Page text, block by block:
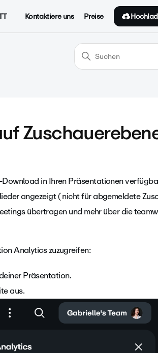
Kontaktiere uns Preise
in Ihren Präsentationen
angezeigt ( nicht für abgemeldete
übertragen und mehr über die
Analytics zuzugreifen:
Präsentation.
aus.